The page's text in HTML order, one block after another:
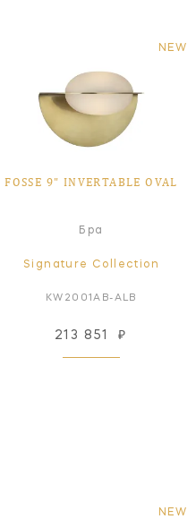
NEW
FOSSE 9" INVERTABLE OVAL
Бра
Signature Collection
KW2001AB-ALB
213 851 ₽
NEW